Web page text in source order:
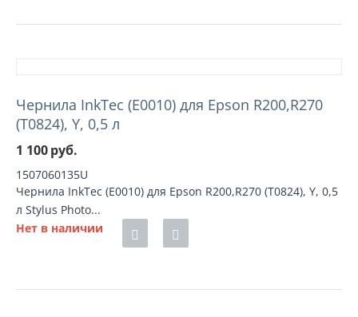
Чернила InkTec (E0010) для Epson R200,R270
(T0824), Y, 0,5 л
1 100руб.
1507060135U
Чернила InkTec (E0010) для Epson R200,R270 (T0824), Y, 0,5
л Stylus Photo...
Нет в наличии